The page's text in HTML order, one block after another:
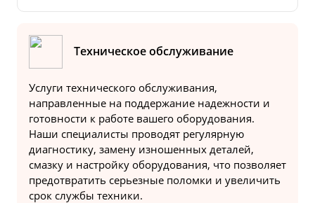
Техническое обслуживание
Услуги технического обслуживания,
направленные на поддержание надежности и
готовности к работе вашего оборудования.
Наши специалисты проводят регулярную
диагностику, замену изношенных деталей,
смазку и настройку оборудования, что позволяет
предотвратить серьезные поломки и увеличить
срок службы техники.